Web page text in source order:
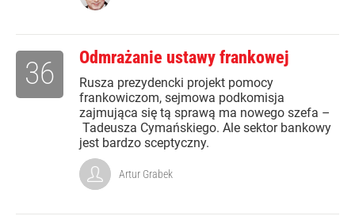
Odmrażanie ustawy frankowej
Rusza prezydencki projekt pomocy
frankowiczom, sejmowa podkomisja
zajmująca się tą sprawą ma nowego szefa –
Tadeusza Cymańskiego. Ale sektor bankowy
jest bardzo sceptyczny.
36
Artur Grabek